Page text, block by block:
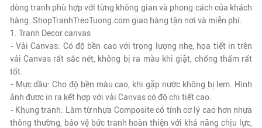
dòng tranh phù hợp với từng không gian và phong cách của khách
hàng. ShopTranhTreoTuong.comgiao hàng tận nơi và miễn phí.
1. Tranh Decor canvas
- Vải Canvas: Có độ bền cao với trọng lượng nhẹ, họa tiết in trên
vải Canvas rất sắc nét, không bị ra màu khi giặt, chống thấm rất
tốt.
- Mực dầu: Cho độ bền màu cao, khi gặp nước không bị lem. Hình
ảnh được in ra kết hợp với vải Canvas có độ chi tiết cao.
- Khung tranh: Làm từ nhựa Composite có tính cơ lý cao hơn nhựa
thông thường, bảo vệ bức tranh hoàn thiện với khả năng chịu lực,